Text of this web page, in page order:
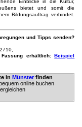
bietet und somit die
Bildungsauftrag verbindet.
und Tipps senden?
Fassung erhältlich:Beispiel
in Münsterfinden
online buchen